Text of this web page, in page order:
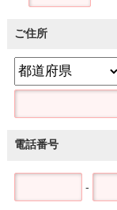
ご住所
電話番号
-